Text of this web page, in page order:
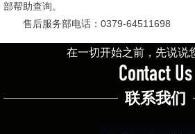
部帮助查询。
售后服务部电话：0379-64511698
在一切开始之前，先说说
Contact Us
联系我们